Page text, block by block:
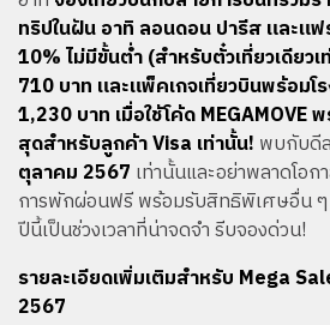
ทริปในฝัน อาทิ ลอนดอน ปารีส และแ
10% ไม่มีขั้นต่ำ (สำหรับตั๋วเที่ยวเดียว
710 บาท และแพ็คเกจเที่ยวบินพร้อม
1,230 บาท เมื่อใช้โค้ด MEGAMOVE
สุดสำหรับลูกค้า Visa เท่านั้น! พบกับดี
ตุลาคม 2567 เท่านั้นและอย่าพลาดโอ
การพักผ่อนฟรี พร้อมรับสิทธิพิเศษอื่น ๆ
ปีนี้เป็นช่วงเวลาที่น่าจดจำ รีบจองด่วน!
รายละเอียดเพิ่มเติมสำหรับ Mega
2567